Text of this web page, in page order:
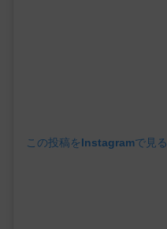
この投稿をInstagramで見る